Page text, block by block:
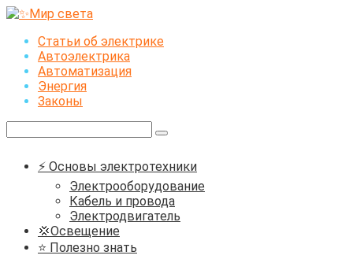
Перейти
контентуСтатьи об электрике
Автоэлектрика
Автоматизация
Энергия
Законы
⚡ Основы электротехники
Электрооборудование
Кабель и провода
Электродвигатель
💢Освещение
⭐ Полезно знать